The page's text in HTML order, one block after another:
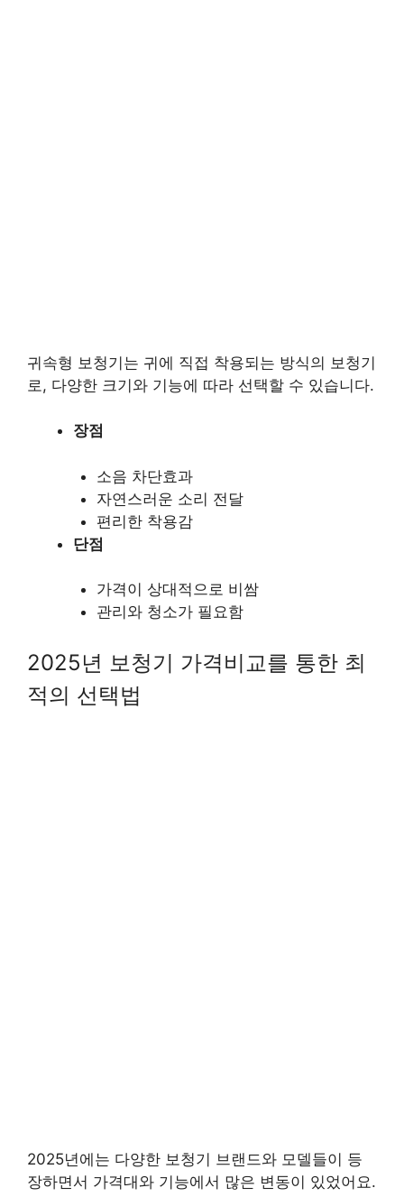
귀속형 보청기는 귀에 직접 착용되는 방식의 보청기
로, 다양한 크기와 기능에 따라 선택할 수 있습니다.
장점
소음 차단효과
자연스러운 소리 전달
편리한 착용감
단점
가격이 상대적으로 비쌈
관리와 청소가 필요함
2025년 보청기 가격비교를 통한 최
적의 선택법
2025년에는 다양한 보청기 브랜드와 모델들이 등
장하면서 가격대와 기능에서 많은 변동이 있었어요.